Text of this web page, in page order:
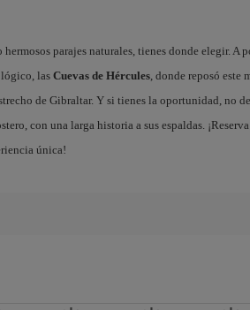
parajes naturales, tienes donde elegir. A
las Cuevas de Hércules, donde reposó este
de Gibraltar. Y si tienes la oportunidad, no
con una larga historia a sus espaldas. ¡Reserva
única!